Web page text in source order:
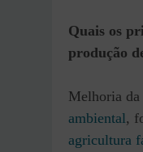
Quais os
produção
Melhoria da
ambiental,
agricultura